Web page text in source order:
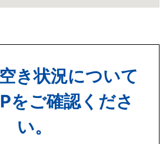
き状況について
をご確認くださ
い。